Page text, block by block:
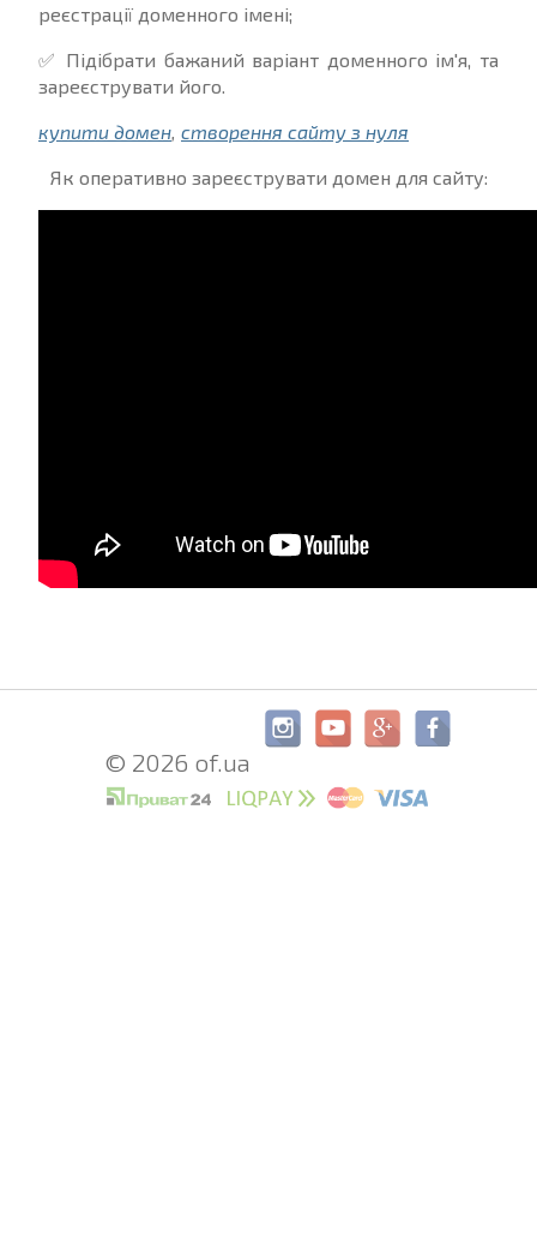
реєстрації доменного імені;
✅ Підібрати бажаний варіант доменного ім'я, та
зареєструвати його.
купити домен, створення сайту з нуля
Як оперативно зареєструвати домен для сайту:
© 2026 of.ua